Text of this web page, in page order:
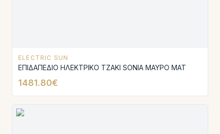
ELECTRIC SUN
ΕΠΙΔΑΠΕΔΙΟ ΗΛΕΚΤΡΙΚΟ ΤΖΑΚΙ SONIA ΜΑΥΡΟ ΜΑΤ
1481.80€